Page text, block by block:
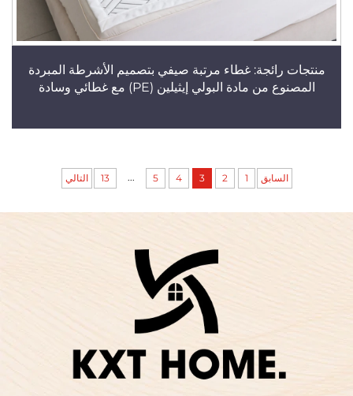
منتجات رائجة: غطاء مرتبة صيفي بتصميم الأشرطة المبردة
المصنوع من مادة البولي إيثيلين (PE) مع غطائي وسادة
السابق 1
2
3
4
5
...
13 التالي